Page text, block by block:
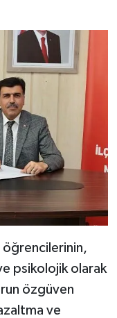
öğrencilerinin,
psikolojik olarak
özgüven
ve